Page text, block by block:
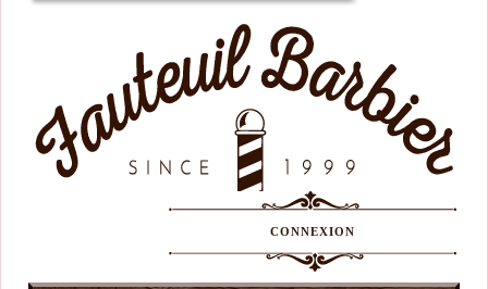
CONNEXION